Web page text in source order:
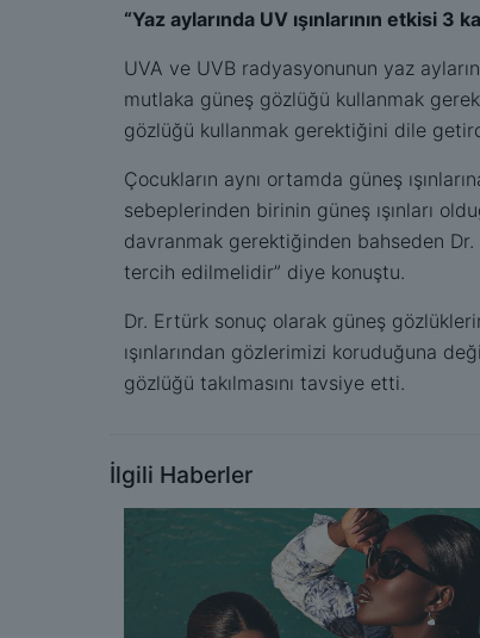
“Yaz aylarında UV ışınlarının etkisi 3
UVA ve UVB radyasyonunun yaz
mutlaka güneş gözlüğü kullanmak
gözlüğü kullanmak gerektiğini dile
Çocukların aynı ortamda güneş
sebeplerinden birinin güneş ışınları
davranmak gerektiğinden bahseden
tercih edilmelidir” diye konuştu.
Dr. Ertürk sonuç olarak güneş
ışınlarından gözlerimizi koruduğuna
gözlüğü takılmasını tavsiye etti.
İlgili Haberler